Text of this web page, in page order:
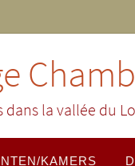
la vallée du
KAMERS